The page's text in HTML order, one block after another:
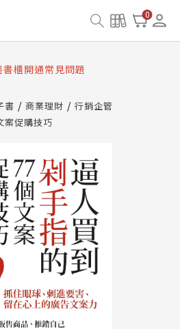
0
讀墨系統維護中，本站同步暫
位閱讀資產合併與書櫃開通申請
書櫃開通常見問題
務升級重要說明及資產合併結果
書 商業理財
行銷企管
案促購技巧